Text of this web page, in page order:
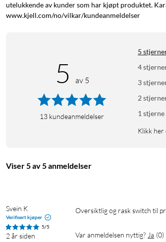
utelukkende av kunder som har kjøpt produktet.
www.kjell.com/no/vilkar/kundeanmeldelser
5 av 5
13 kundeanmeldelser
5
4
3
2
1 stjerne
Klikk
Viser 5 av 5 anmeldelser
Svein K
Verifisert kjøper
5/5
2 år siden
Oversiktlig og rask switch til
Var anmeldelsen nyttig? Ja (0)